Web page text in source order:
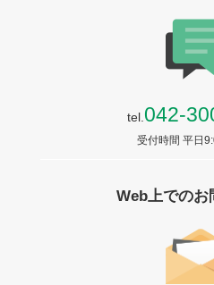
tel. 042-
受付時間 平日
Web上でのお